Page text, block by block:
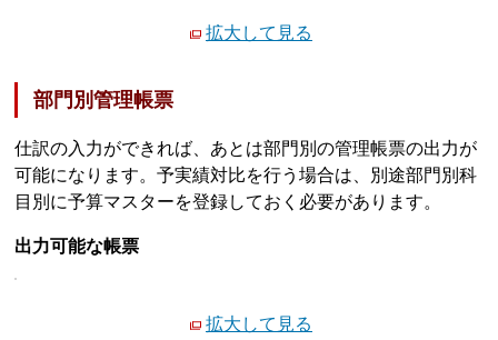
拡大して見る
部門別管理帳票
仕訳の入力ができれば、あとは部門別の管理帳票の出力が
可能になります。予実績対比を行う場合は、別途部門別科
目別に予算マスターを登録しておく必要があります。
出力可能な帳票
拡大して見る